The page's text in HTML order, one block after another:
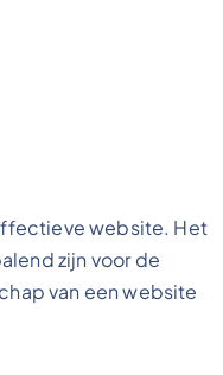
website. Het
zijn voor de
van een website